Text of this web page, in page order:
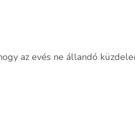
az evés ne állandó